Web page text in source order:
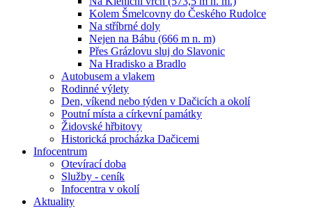
Kolem Šmelcovny do Českého Rudolce
Na stříbrné doly
Nejen na Bábu (666 m n. m)
Přes Grázlovu sluj do Slavonic
Na Hradisko a Bradlo
Autobusem a vlakem
Rodinné výlety
Den, víkend nebo týden v Dačicích a okolí
Poutní místa a církevní památky
Židovské hřbitovy
Historická procházka Dačicemi
Infocentrum
Otevírací doba
Služby - ceník
Infocentra v okolí
Aktuality